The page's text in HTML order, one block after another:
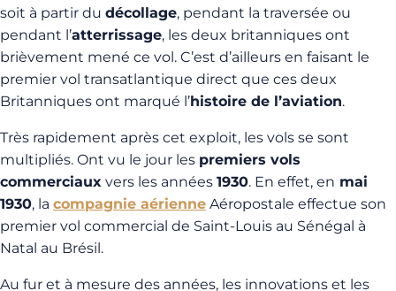
soit à partir du décollage, pendant la traversée ou
pendant l’atterrissage, les deux britanniques ont
brièvement mené ce vol. C’est d’ailleurs en faisant le
premier vol transatlantique direct que ces deux
Britanniques ont marqué l’histoire de l’aviation.
Très rapidement après cet exploit, les vols se sont
multipliés. Ont vu le jour les premiers vols
commerciaux vers les années 1930. En effet, en mai
1930, la compagnie aérienne Aéropostale effectue son
premier vol commercial de Saint-Louis au Sénégal à
Natal au Brésil.
Au fur et à mesure des années, les innovations et les